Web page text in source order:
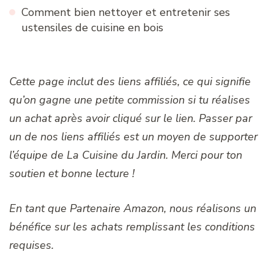
Comment bien nettoyer et entretenir ses
ustensiles de cuisine en bois
Cette page inclut des liens affiliés, ce qui signifie
qu’on gagne une petite commission si tu réalises
un achat après avoir cliqué sur le lien. Passer par
un de nos liens affiliés est un moyen de supporter
l’équipe de La Cuisine du Jardin. Merci pour ton
soutien et bonne lecture !
En tant que Partenaire Amazon, nous réalisons un
bénéfice sur les achats remplissant les conditions
requises.